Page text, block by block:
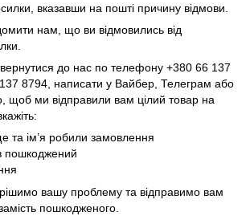
вказавши на пошті причину відмови.
нам, що ви відмовились від
до нас по телефону +380 66 137
8794, написати у Вайбер, Телеграм або
щоб ми відправили вам цілий товар на
та ім’я робили замовлення
пошкоджений
вашу проблему та відправимо вам
пошкодженого.